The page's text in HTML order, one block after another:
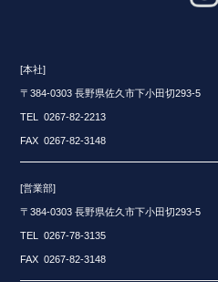
[本社]
〒384-0303 長野県佐久市下小田切293-5
TEL 0267-82-2213
FAX 0267-82-3148
[営業部]
〒384-0303 長野県佐久市下小田切293-5
TEL 0267-78-3135
FAX 0267-82-3148